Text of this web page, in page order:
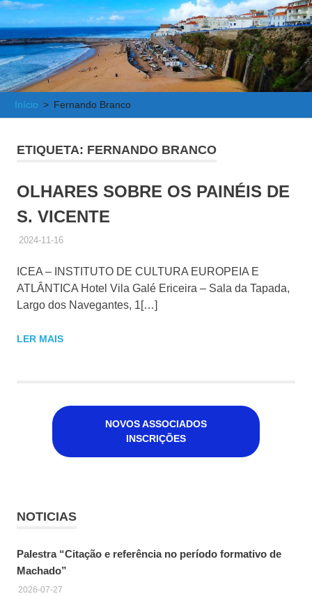
Cultura
Europeia
e
Atlântica
Início Fernando Branco
ETIQUETA: FERNANDO BRANCO
OLHARES SOBRE OS PAINÉIS DE
S. VICENTE
2024-11-16ADMINISTRADOR
HISTÓRICO DE ACTIVIDADES
ICEA – INSTITUTO DE CULTURA EUROPEIA E
ATLÂNTICA Hotel Vila Galé Ericeira – Sala da Tapada,
Largo dos Navegantes, 1[…]
LER MAIS
NOVOS ASSOCIADOS
INSCRIÇÕES
NOTICIAS
Palestra “Citação e referência no período formativo de
Machado”
2026-07-27